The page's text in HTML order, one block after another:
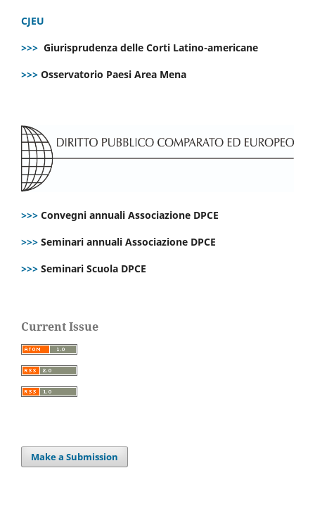
CJEU
>>> Giurisprudenza delle Corti Latino-americane
>>> Osservatorio Paesi Area Mena
>>> Convegni annuali Associazione DPCE
>>> Seminari annuali Associazione DPCE
>>> Seminari Scuola DPCE
Current Issue
Make a Submission